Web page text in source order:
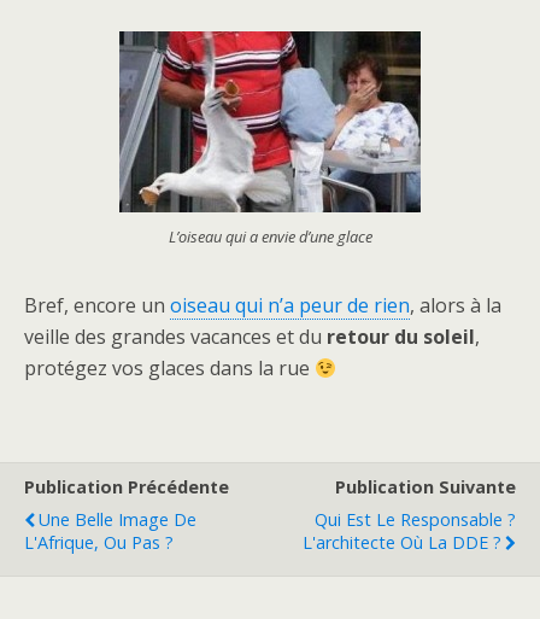
L’oiseau qui a envie d’une glace
Bref, encore un oiseau qui n’a peur de rien, alors à la
veille des grandes vacances et du retour du soleil,
protégez vos glaces dans la rue
Publication Précédente
Une Belle Image De
L'Afrique, Ou Pas ?
Publication Suivante
Qui Est Le Responsable ?
L'architecte Où La DDE ?